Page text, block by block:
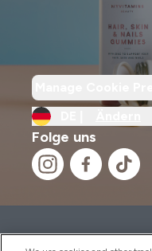
Folge uns
2026 THG